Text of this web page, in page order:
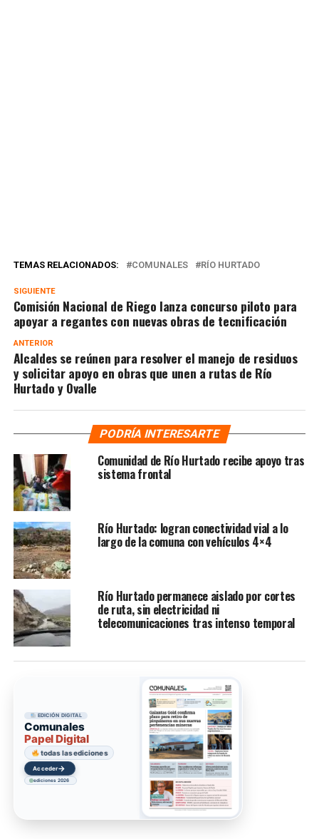
TEMAS RELACIONADOS: COMUNALES RÍO HURTADO
SIGUIENTE
Comisión Nacional de Riego lanza concurso piloto para
apoyar a regantes con nuevas obras de tecnificación
ANTERIOR
Alcaldes se reúnen para resolver el manejo de residuos
y solicitar apoyo en obras que unen a rutas de Río
Hurtado y Ovalle
PODRÍA INTERESARTE
Comunidad de Río Hurtado recibe apoyo tras
sistema frontal
Río Hurtado: logran conectividad vial a lo
largo de la comuna con vehículos 4×4
Río Hurtado permanece aislado por cortes
de ruta, sin electricidad ni
telecomunicaciones tras intenso temporal
EDICIÓN DIGITAL
Comunales
Papel Digital
todas las ediciones
Acceder→
ediciones 2026